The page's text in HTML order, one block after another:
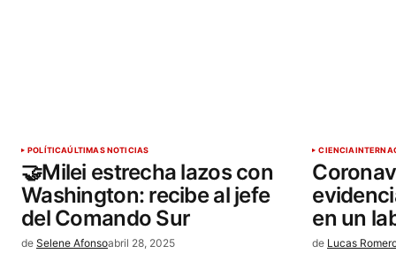
POLÍTICAÚLTIMAS NOTICIAS
🤝Milei estrecha lazos con
Washington: recibe al jefe
del Comando Sur
de Selene Afonsoabril 28, 2025
CIENCIA
en un
de Lucas